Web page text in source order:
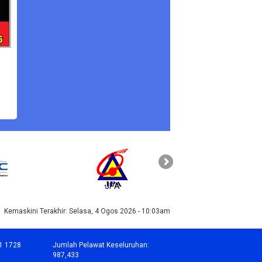
JPA
Kemaskini Terakhir: Selasa, 4 Ogos 2026 - 10:03am
1728
Jumlah Pelawat Keseluruhan:
987,433